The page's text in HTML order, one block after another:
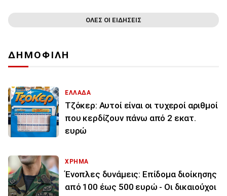
ΟΛΕΣ ΟΙ ΕΙΔΗΣΕΙΣ
ΔΗΜΟΦΙΛΗ
ΕΛΛΑΔΑ
Τζόκερ: Αυτοί είναι οι τυχεροί αριθμοί
που κερδίζουν πάνω από 2 εκατ.
ευρώ
ΧΡΗΜΑ
Ένοπλες δυνάμεις: Επίδομα διοίκησης
από 100 έως 500 ευρώ - Οι δικαιούχοι